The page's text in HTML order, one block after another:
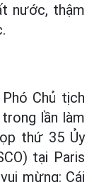
nước, thậm
Chủ tịch
trong lần làm
thứ 35 Ủy
tại Paris
mừng: Cái